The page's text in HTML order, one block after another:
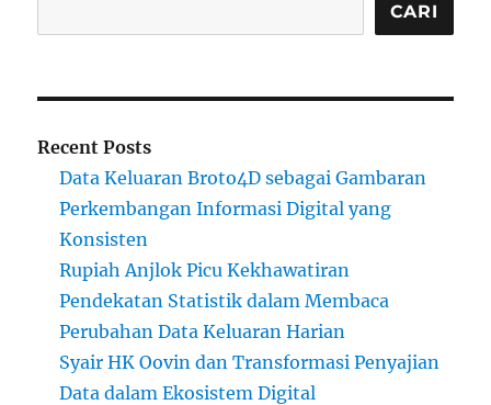
CARI
Recent Posts
Data Keluaran Broto4D sebagai Gambaran
Perkembangan Informasi Digital yang
Konsisten
Rupiah Anjlok Picu Kekhawatiran
Pendekatan Statistik dalam Membaca
Perubahan Data Keluaran Harian
Syair HK Oovin dan Transformasi Penyajian
Data dalam Ekosistem Digital